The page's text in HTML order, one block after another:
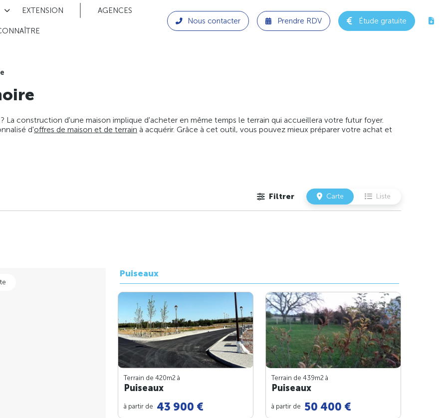
EXTENSION AGENCES
Nous contacter Prendre RDV Étude gratuite
La construction d'une maison implique d'acheter en même temps le terrain qui accueillera votre futur foyer.
d'offres de maison et de terrain à acquérir. Grâce à cet outil, vous pouvez mieux préparer votre achat et
Filtrer Carte Liste
Puiseaux
Terrain de 420m2 à
Puiseaux
à partir de 43 900 €
Terrain de 439m2 à
Puiseaux
à partir de 50 400 €